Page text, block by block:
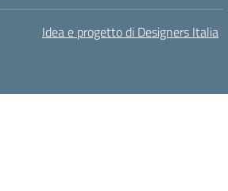
Idea e progetto di Designers Italia